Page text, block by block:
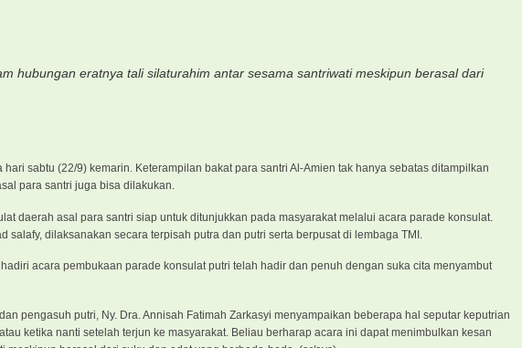
hubungan eratnya tali silaturahim antar sesama santriwati meskipun berasal dari
sabtu (22/9) kemarin. Keterampilan bakat para santri Al-Amien tak hanya sebatas ditampilkan
para santri juga bisa dilakukan.
daerah asal para santri siap untuk ditunjukkan pada masyarakat melalui acara parade konsulat.
dilaksanakan secara terpisah putra dan putri serta berpusat di lembaga TMI.
acara pembukaan parade konsulat putri telah hadir dan penuh dengan suka cita menyambut
pengasuh putri, Ny. Dra. Annisah Fatimah Zarkasyi menyampaikan beberapa hal seputar keputrian
ketika nanti setelah terjun ke masyarakat. Beliau berharap acara ini dapat menimbulkan kesan